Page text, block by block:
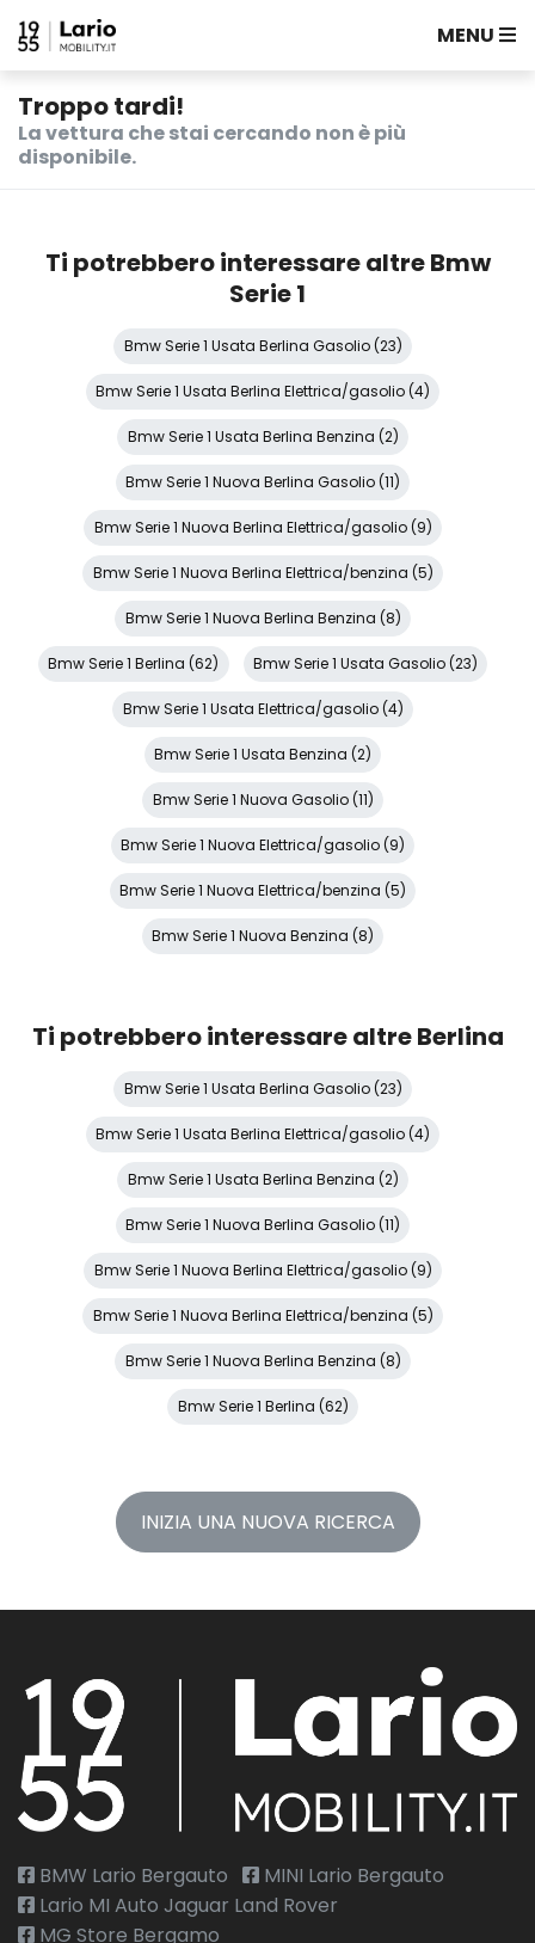
MENU
Troppo tardi!
La vettura che stai cercando non è più
disponibile.
Ti potrebbero interessare altre Bmw
Serie 1
Bmw Serie 1 Usata Berlina Gasolio (23)
Bmw Serie 1 Usata Berlina Elettrica/gasolio (4)
Bmw Serie 1 Usata Berlina Benzina (2)
Bmw Serie 1 Nuova Berlina Gasolio (11)
Bmw Serie 1 Nuova Berlina Elettrica/gasolio (9)
Bmw Serie 1 Nuova Berlina Elettrica/benzina (5)
Bmw Serie 1 Nuova Berlina Benzina (8)
Bmw Serie 1 Berlina (62) Bmw Serie 1 Usata Gasolio (23)
Bmw Serie 1 Usata Elettrica/gasolio (4)
Bmw Serie 1 Usata Benzina (2)
Bmw Serie 1 Nuova Gasolio (11)
Bmw Serie 1 Nuova Elettrica/gasolio (9)
Bmw Serie 1 Nuova Elettrica/benzina (5)
Bmw Serie 1 Nuova Benzina (8)
Ti potrebbero interessare altre Berlina
Bmw Serie 1 Usata Berlina Gasolio (23)
Bmw Serie 1 Usata Berlina Elettrica/gasolio (4)
Bmw Serie 1 Usata Berlina Benzina (2)
Bmw Serie 1 Nuova Berlina Gasolio (11)
Bmw Serie 1 Nuova Berlina Elettrica/gasolio (9)
Bmw Serie 1 Nuova Berlina Elettrica/benzina (5)
Bmw Serie 1 Nuova Berlina Benzina (8)
Bmw Serie 1 Berlina (62)
INIZIA UNA NUOVA RICERCA
BMW Lario Bergauto
MINI Lario Bergauto
Lario MI Auto Jaguar Land Rover
MG Store Bergamo